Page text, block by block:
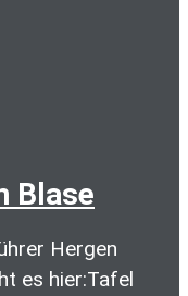
Blase
Hergen
es hier:Tafel